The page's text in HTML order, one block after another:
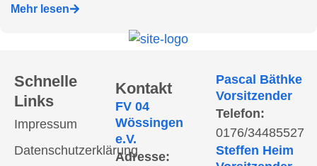
Mehr lesen
Schnelle
Links
Impressum
Datenschutzerklärung
Kontakt
FV 04
Wössingen
e.V.
Adresse:
Pascal Bäthke
Vorsitzender
Telefon:
0176/34485527
Steffen Heim